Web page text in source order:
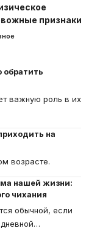
признаки
обратить
важную роль в их
на
возрасте.
нашей жизни:
чихания
обычной, если
…